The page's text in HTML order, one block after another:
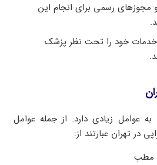
مجوزهای رسمی برای انجام این
خدمات خود را تحت نظر پزشک
به عوامل زیادی دارد. از جمله عوامل
در تهران عبارتند از:
مطب